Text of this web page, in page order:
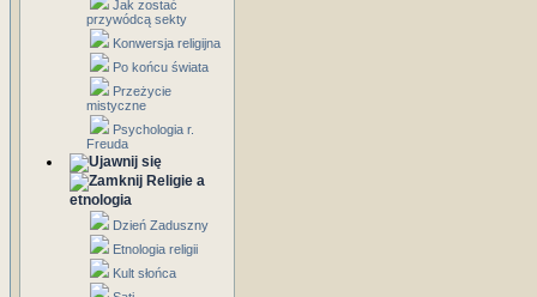
Jak zostać
przywódcą sekty
Konwersja religijna
Po końcu świata
Przeżycie
mistyczne
Psychologia r.
Freuda
Religie a
etnologia
Dzień Zaduszny
Etnologia religii
Kult słońca